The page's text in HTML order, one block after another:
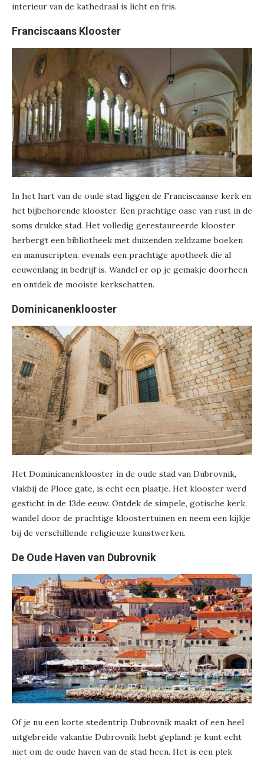
interieur van de kathedraal is licht en fris.
Franciscaans Klooster
In het hart van de oude stad liggen de Franciscaanse kerk en
het bijbehorende klooster. Een prachtige oase van rust in de
soms drukke stad. Het volledig gerestaureerde klooster
herbergt een bibliotheek met duizenden zeldzame boeken
en manuscripten, evenals een prachtige apotheek die al
eeuwenlang in bedrijf is. Wandel er op je gemakje doorheen
en ontdek de mooiste kerkschatten.
Dominicanenklooster
Het Dominicanenklooster in de oude stad van Dubrovnik,
vlakbij de Ploce gate, is echt een plaatje. Het klooster werd
gesticht in de 13de eeuw. Ontdek de simpele, gotische kerk,
wandel door de prachtige kloostertuinen en neem een kijkje
bij de verschillende religieuze kunstwerken.
De Oude Haven van Dubrovnik
Of je nu een korte stedentrip Dubrovnik maakt of een heel
uitgebreide vakantie Dubrovnik hebt gepland: je kunt echt
niet om de oude haven van de stad heen. Het is een plek